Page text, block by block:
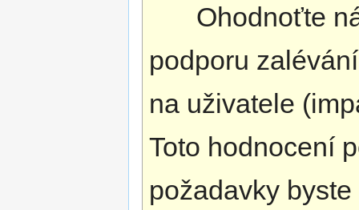
Ohodnoťte
podporu
na uživatele
Toto hodnocení
požadavky